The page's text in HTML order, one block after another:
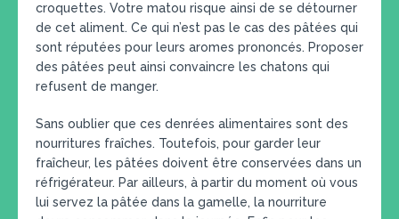
croquettes. Votre matou risque ainsi de se détourner
de cet aliment. Ce qui n’est pas le cas des pâtées qui
sont réputées pour leurs aromes prononcés. Proposer
des pâtées peut ainsi convaincre les chatons qui
refusent de manger.
Sans oublier que ces denrées alimentaires sont des
nourritures fraîches. Toutefois, pour garder leur
fraîcheur, les pâtées doivent être conservées dans un
réfrigérateur. Par ailleurs, à partir du moment où vous
lui servez la pâtée dans la gamelle, la nourriture